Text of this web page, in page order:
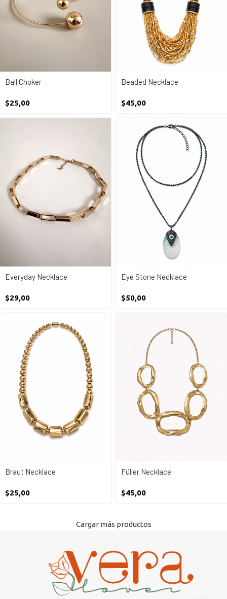
Ball Choker
$25,00
Beaded Necklace
$45,00
Everyday Necklace
$29,00
Eye Stone Necklace
$50,00
Braut Necklace
$25,00
Füller Necklace
$45,00
Cargar más productos